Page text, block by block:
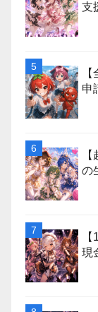
支
申
の
現